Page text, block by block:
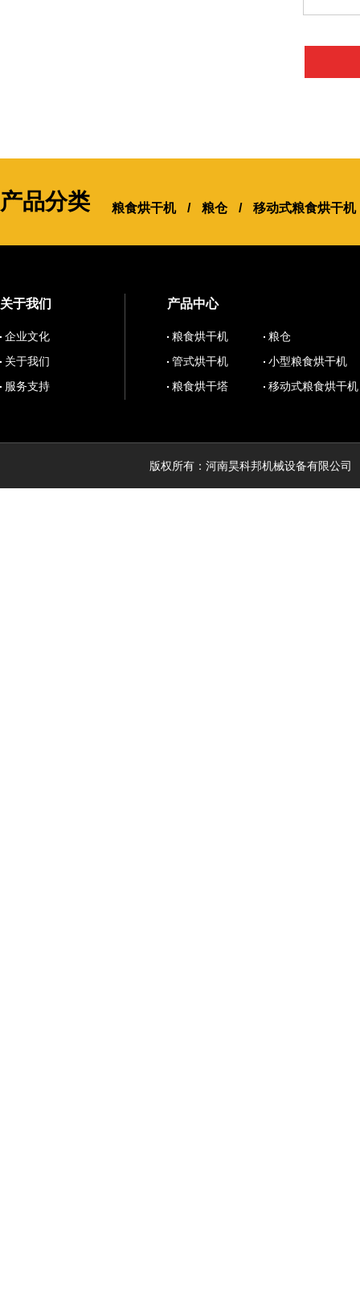
产品分类 粮食烘干机 / 粮仓 / 移动式粮食烘干机
关于我们
企业文化
关于我们
服务支持
产品中心
粮食烘干机
粮仓
管式烘干机
小型粮食烘干机
粮食烘干塔
移动式粮食烘干机
版权所有：河南昊科邦机械设备有限公